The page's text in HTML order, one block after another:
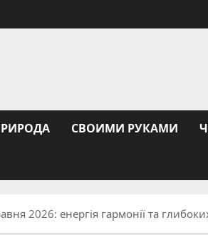
СВОИМИ РУКАМИ
2026: енергія гармонії та